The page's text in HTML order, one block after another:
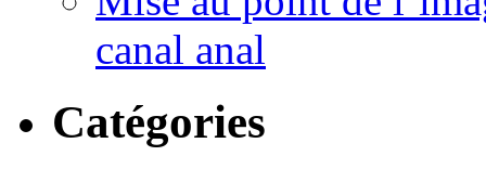
canal anal
Catégories